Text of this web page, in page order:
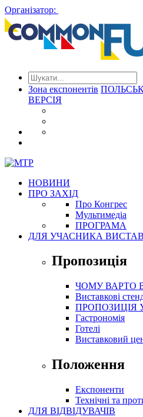
Організатор:
Зона експонентів
ВЕРСІЯ
НОВИНИ
ПРО ЗАХІД
Про Конгрес
Mультимедіа
ПРОГРАМА
ДЛЯ УЧАСНИКА
Пропозиція
ЧОМУ ВАРТО
Виставкові
ПРОПОЗИЦІЯ
Гастрономія
Готелі
Виставковий
Положення
Експоненти
Технічні та
ДЛЯ ВІДВІДУВАЧІВ